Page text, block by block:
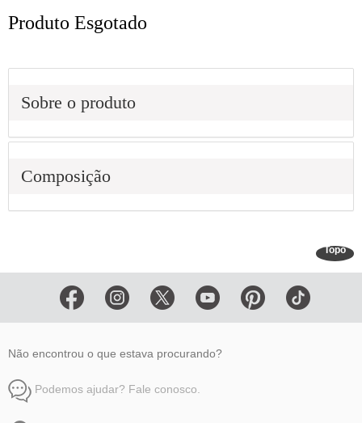
Produto Esgotado
Sobre o produto
Composição
Topo
Não encontrou o que estava procurando?
Podemos ajudar? Fale conosco.